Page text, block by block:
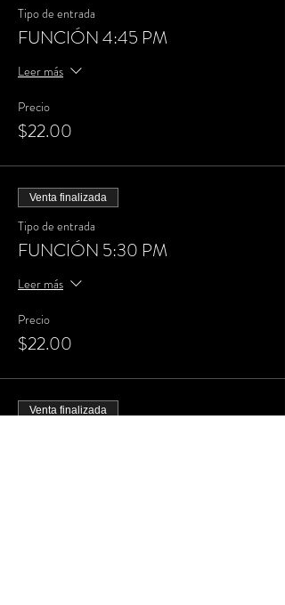
Tipo de entrada
FUNCIÓN 4:45 PM
Leer más
Precio
$22.00
Venta finalizada
Tipo de entrada
FUNCIÓN 5:30 PM
Leer más
Precio
$22.00
Venta finalizada